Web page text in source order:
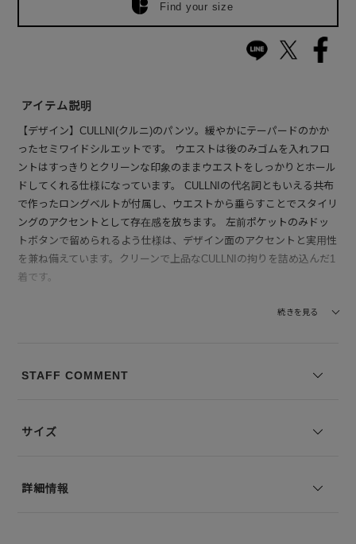
Find your size
アイテム説明
【デザイン】CULLNI(クルニ)のパンツ。緩やかにテーパードのかか
ったセミワイドシルエットです。 ウエストは後のみゴムを入れフロ
ントはすっきりとクリーンな印象のままウエストをしっかりとホール
ドしてくれる仕様になっています。 CULLNIの代名詞ともいえる共布
で作ったロングベルトが付属し、ウエストから垂らすことでスタイリ
ングのアクセントとして存在感を放ちます。 左前ポケットのみドッ
トボタンで留められるよう仕様は、デザイン面のアクセントと実用性
を兼ね備えています。クリーンで上品なCULLNIの拘りを詰め込んだ1
着です。
【素材】CULLNI定番のダブルクロスツイルを使用しています。適度
続きを見る
STAFF COMMENT
サイズ
詳細情報